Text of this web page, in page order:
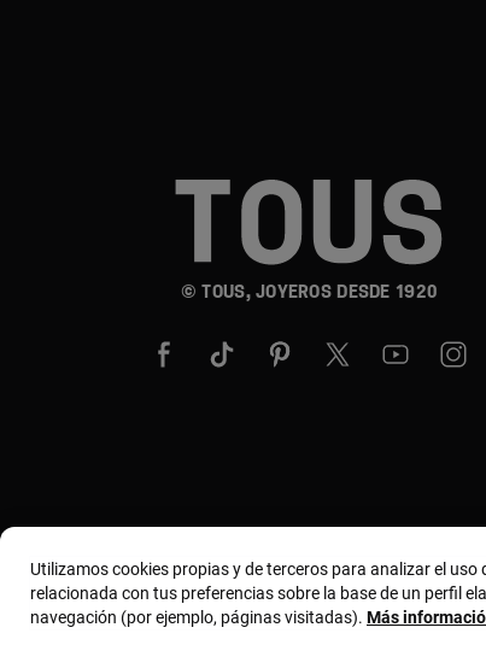
© TOUS, JOYEROS DESDE 1920
Utilizamos cookies propias y de terceros para analizar el
relacionada con tus preferencias sobre la base de un perfil
navegación (por ejemplo, páginas visitadas). Más